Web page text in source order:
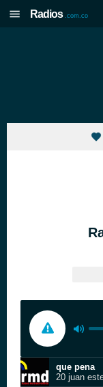
Radios .com.co
que pena
20 juan